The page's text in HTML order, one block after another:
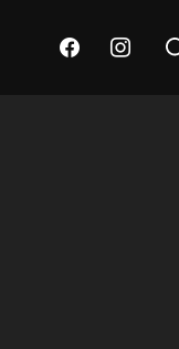
facebookinstagram
検